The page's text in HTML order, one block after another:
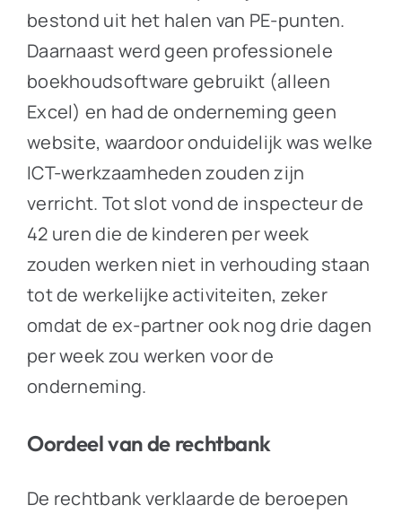
bestond uit het halen van PE-punten.
Daarnaast werd geen professionele
boekhoudsoftware gebruikt (alleen
Excel) en had de onderneming geen
website, waardoor onduidelijk was welke
ICT-werkzaamheden zouden zijn
verricht. Tot slot vond de inspecteur de
42 uren die de kinderen per week
zouden werken niet in verhouding staan
tot de werkelijke activiteiten, zeker
omdat de ex-partner ook nog drie dagen
per week zou werken voor de
onderneming.
Oordeel van de rechtbank
De rechtbank verklaarde de beroepen